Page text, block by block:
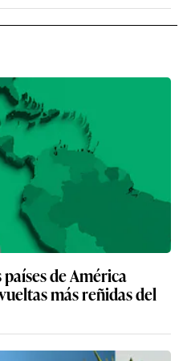
de América
más reñidas del